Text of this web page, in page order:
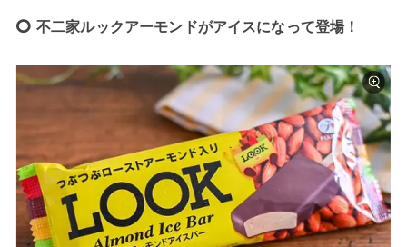
不二家ルックアーモンドがアイスになって登場！